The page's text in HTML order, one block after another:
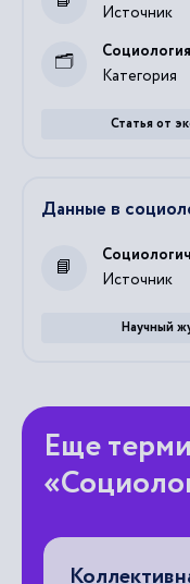
Источник
Категория
Социология
Статья от
Данные в
Источник
Научный
Еще